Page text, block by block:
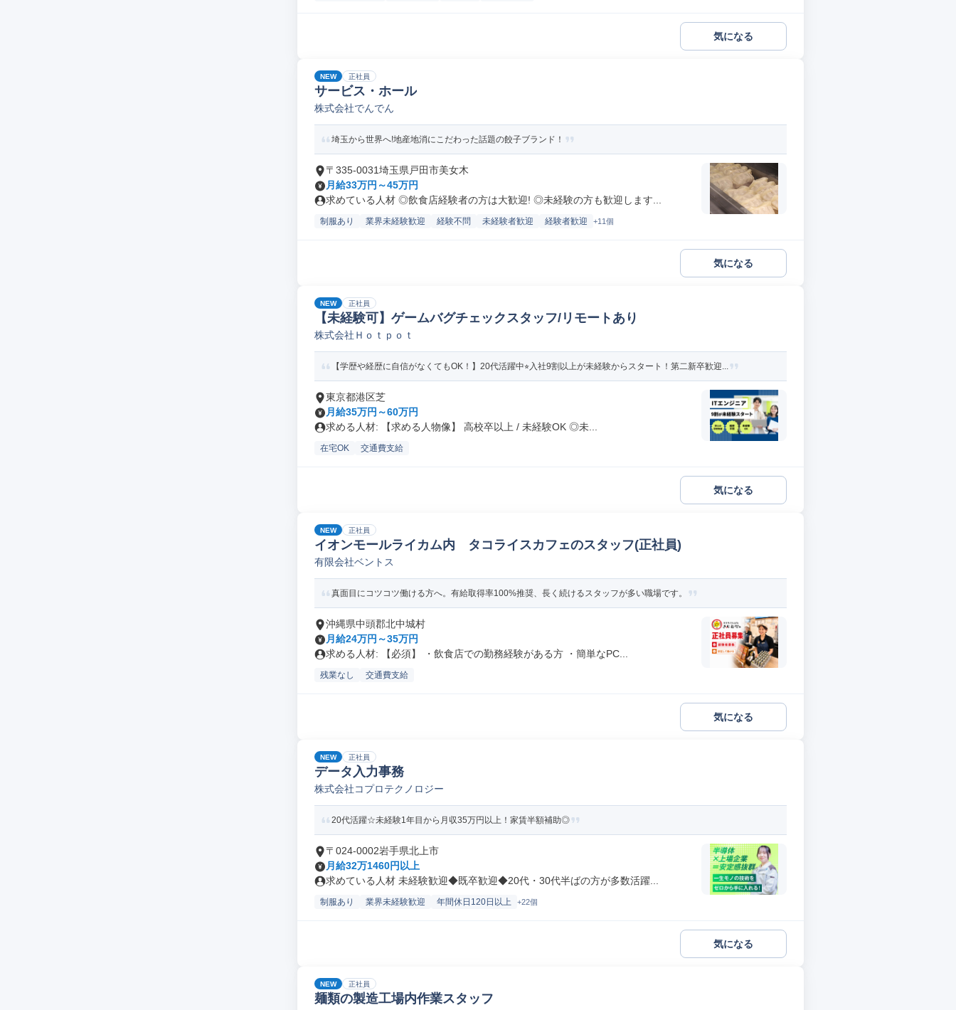
気になる
NEW 正社員
サービス・ホール
株式会社でんでん
埼玉から世界へ!地産地消にこだわった話題の餃子ブランド！
〒335-0031埼玉県戸田市美女木
月給33万円～45万円
求めている人材 ◎飲食店経験者の方は大歓迎! ◎未経験の方も歓迎します...
制服あり 業界未経験歓迎 経験不問 未経験者歓迎 経験者歓迎 +11個
気になる
NEW 正社員
【未経験可】ゲームバグチェックスタッフ/リモートあり
株式会社Ｈｏｔｐｏｔ
【学歴や経歴に自信がなくてもOK！】20代活躍中⭐︎入社9割以上が未経験からスタート！第二新卒歓迎...
東京都港区芝
月給35万円～60万円
求める人材: 【求める人物像】 高校卒以上 / 未経験OK ◎未...
在宅OK 交通費支給
気になる
NEW 正社員
イオンモールライカム内 タコライスカフェのスタッフ(正社員)
有限会社ベントス
真面目にコツコツ働ける方へ。有給取得率100%推奨、長く続けるスタッフが多い職場です。
沖縄県中頭郡北中城村
月給24万円～35万円
求める人材: 【必須】 ・飲食店での勤務経験がある方 ・簡単なPC...
残業なし 交通費支給
気になる
NEW 正社員
データ入力事務
株式会社コプロテクノロジー
20代活躍☆未経験1年目から月収35万円以上！家賃半額補助◎
〒024-0002岩手県北上市
月給32万1460円以上
求めている人材 未経験歓迎◆既卒歓迎◆20代・30代半ばの方が多数活躍...
制服あり 業界未経験歓迎 年間休日120日以上 +22個
気になる
NEW 正社員
麺類の製造工場内作業スタッフ